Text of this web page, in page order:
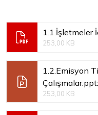
1.1.İşletmeler
253,00 KB
1.2.Emisyon
253,00 KB